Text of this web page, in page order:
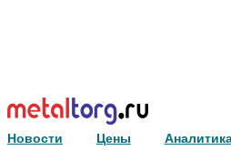
Новости Цены